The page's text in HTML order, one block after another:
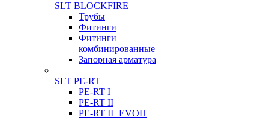
SLT BLOCKFIRE
Трубы
Фитинги
Фитинги
комбинированные
Запорная арматура
SLT PE-RT
PE-RT I
PE-RT II
PE-RT II+EVOH